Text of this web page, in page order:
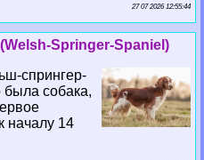
27 07 2026 12:55:44
Springer-Spaniel)
спрингер-
была собака,
началу 14